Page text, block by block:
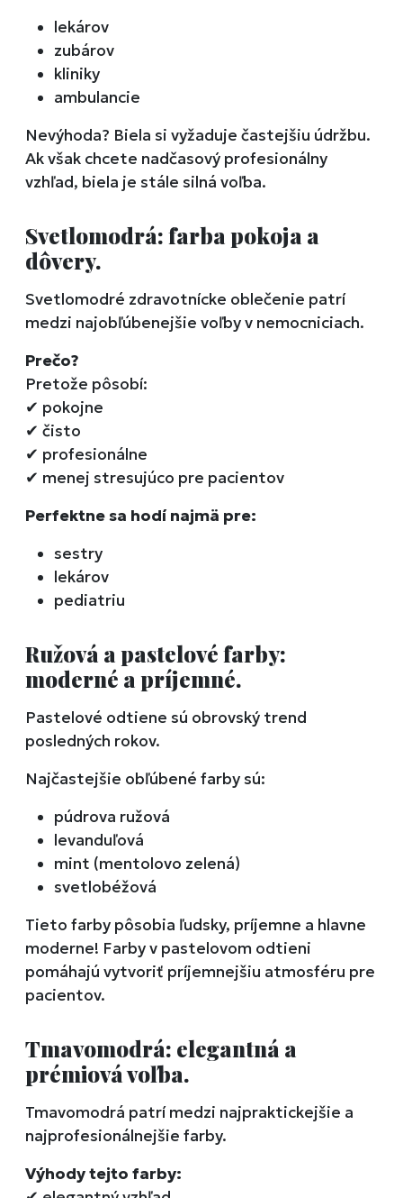
lekárov
zubárov
kliniky
ambulancie
Nevýhoda? Biela si vyžaduje častejšiu údržbu.
Ak však chcete nadčasový profesionálny
vzhľad, biela je stále silná voľba.
Svetlomodrá: farba pokoja a
dôvery.
Svetlomodré zdravotnícke oblečenie patrí
medzi najobľúbenejšie voľby v nemocniciach.
Prečo?
Pretože pôsobí:
✔ pokojne
✔ čisto
✔ profesionálne
✔ menej stresujúco pre pacientov
Perfektne sa hodí najmä pre:
sestry
lekárov
pediatriu
Ružová a pastelové farby:
moderné a príjemné.
Pastelové odtiene sú obrovský trend
posledných rokov.
Najčastejšie obľúbené farby sú:
púdrova ružová
levanduľová
mint (mentolovo zelená)
svetlobéžová
Tieto farby pôsobia ľudsky, príjemne a hlavne
moderne! Farby v pastelovom odtieni
pomáhajú vytvoriť príjemnejšiu atmosféru pre
pacientov.
Tmavomodrá: elegantná a
prémiová voľba.
Tmavomodrá patrí medzi najpraktickejšie a
najprofesionálnejšie farby.
Výhody tejto farby: